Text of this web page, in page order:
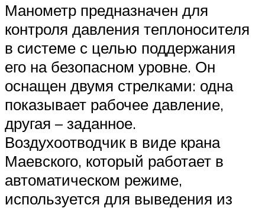
Манометр предназначен для
контроля давления теплоносителя
в системе с целью поддержания
его на безопасном уровне. Он
оснащен двумя стрелками: одна
показывает рабочее давление,
другая – заданное.
Воздухоотводчик в виде крана
Маевского, который работает в
автоматическом режиме,
используется для выведения из